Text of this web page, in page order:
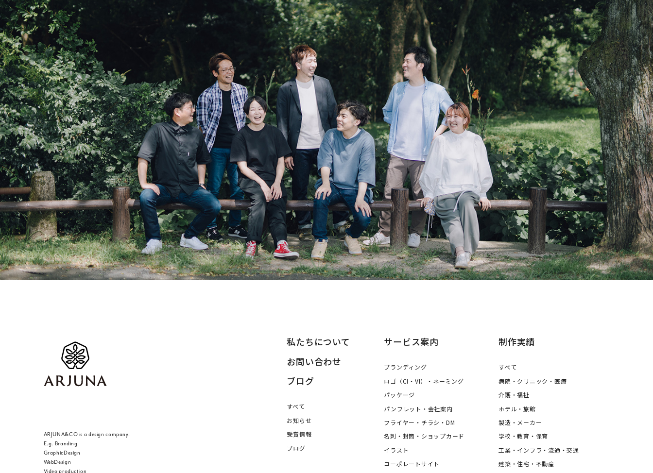
福岡 ブランディング・ブランディングデザイン・パッケージ・ロゴ デザイン事務所 株式会社アルジュナ
ARJUNA&CO is a design company.
E.g. Branding
GraphicDesign
WebDesign
Video production
私たちについて
お問い合わせ
ブログ
すべて
お知らせ
受賞情報
ブログ
サービス案内
ブランディング
ロゴ（CI・VI）・ネーミング
パッケージ
パンフレット・会社案内
フライヤー・チラシ・DM
名刺・封筒・ショップカード
イラスト
コーポレートサイト
制作実績
すべて
病院・クリニック・医療
介護・福祉
ホテル・旅館
製造・メーカー
学校・教育・保育
工業・インフラ・流通・交通
建築・住宅・不動産